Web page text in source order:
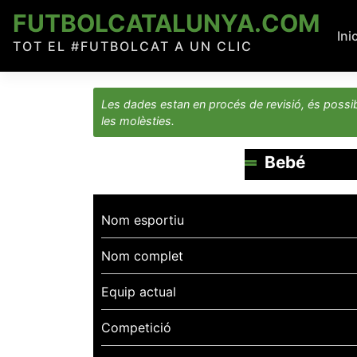
content
FUTBOLCATALUNYA.COM
TOT EL #FUTBOLCAT A UN CLIC
Les dades estan en procés de revisió, és
les molèsties.
Bebé
Nom esportiu
Nom complet
Equip actual
Competició